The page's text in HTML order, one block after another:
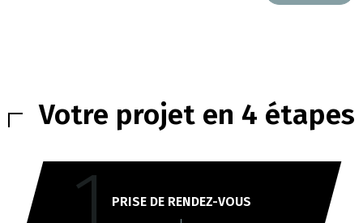
Votre projet en 4 étapes
1 PRISE DE RENDEZ-VOUS